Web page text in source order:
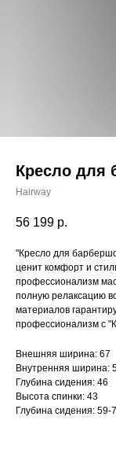
Кресло для
Hairway
56 199 р.
"Кресло для
ценит комфорт и
профессионализм
полную релаксацию
материалов
профессионализм с
Внешняя ширина: 67
Внутренняя ширина:
Глубина сидения: 46
Высота спинки: 43
Глубина сидения: 59-